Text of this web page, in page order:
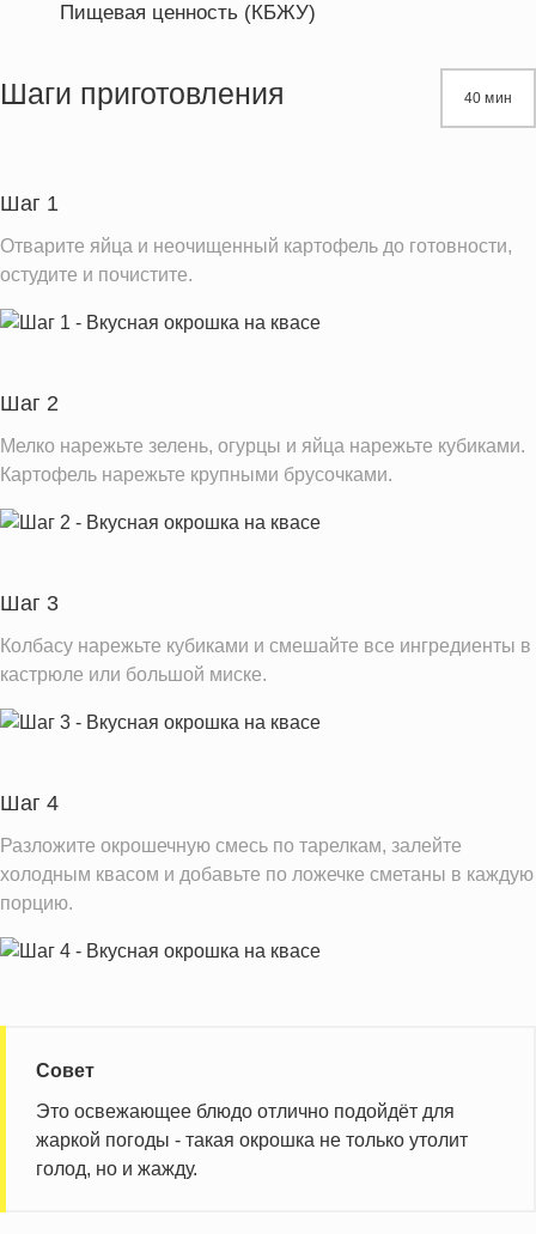
Пищевая ценность (КБЖУ)
Жиры
Пищевые волокна
Натрий
727.7 мг
Кальций
Железо
Информация для одной порции
Шаги приготовления 40 мин
Шаг 1
Отварите яйца и неочищенный картофель до готовности,
остудите и почистите.
Шаг 2
Мелко нарежьте зелень, огурцы и яйца нарежьте кубиками.
Картофель нарежьте крупными брусочками.
Шаг 3
Колбасу нарежьте кубиками и смешайте все ингредиенты в
кастрюле или большой миске.
Шаг 4
Разложите окрошечную смесь по тарелкам, залейте
холодным квасом и добавьте по ложечке сметаны в каждую
порцию.
Совет
Это освежающее блюдо отлично подойдёт для
жаркой погоды - такая окрошка не только утолит
голод, но и жажду.